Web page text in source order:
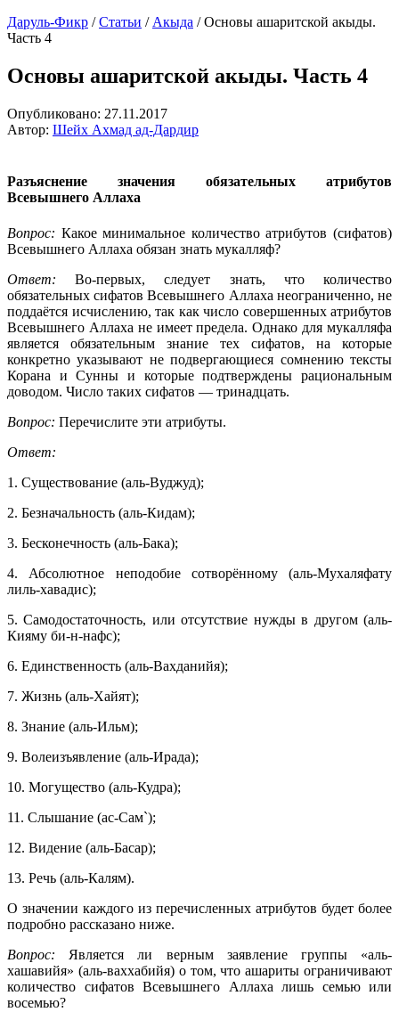
Даруль-Фикр /Статьи / Акыда /Основы ашаритской акыды.
Часть 4
Основы ашаритской акыды. Часть 4
Опубликовано: 27.11.2017
Автор: Шейх Ахмад ад-Дардир
Разъяснение значения обязательных атрибутов
Всевышнего Аллаха
Вопрос: Какое минимальное количество атрибутов (сифатов)
Всевышнего Аллаха обязан знать мукалляф?
Ответ:Во-первых, следует знать, что количество
обязательных сифатов Всевышнего Аллаха неограниченно, не
поддаётся исчислению, так как число совершенных атрибутов
Всевышнего Аллаха не имеет предела. Однако для мукалляфа
является обязательным знание тех сифатов, на которые
конкретно указывают не подвергающиеся сомнению тексты
Корана и Сунны и которые подтверждены рациональным
доводом. Число таких сифатов — тринадцать.
Вопрос: Перечислите эти атрибуты.
Ответ:
1. Существование (аль-Вуджуд);
2. Безначальность (аль-Кидам);
3. Бесконечность (аль-Бака);
4. Абсолютное неподобие сотворённому (аль-Мухаляфату
лиль-хавадис);
5. Самодостаточность, или отсутствие нужды в другом (аль-
Кияму би-н-нафс);
6. Единственность (аль-Вахданийя);
7. Жизнь (аль-Хайят);
8. Знание (аль-Ильм);
9. Волеизъявление (аль-Ирада);
10. Могущество (аль-Кудра);
11. Слышание (ас-Сам`);
12. Видение (аль-Басар);
13. Речь (аль-Калям).
О значении каждого из перечисленных атрибутов будет более
подробно рассказано ниже.
Вопрос: Является ли верным заявление группы «аль-
хашавийя» (аль-ваххабийя) о том, что ашариты ограничивают
количество сифатов Всевышнего Аллаха лишь семью или
восемью?